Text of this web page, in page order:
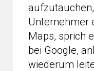
Unternehmer
Maps, sprich
bei Google,
wiederum